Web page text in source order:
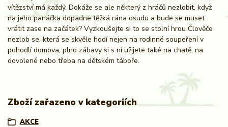
vítězství má každý. Dokáže se ale některý z hráčů nezlobit, když
na jeho panáčka dopadne těžká rána osudu a bude se muset
vrátit zase na začátek? Vyzkoušejte si to se stolní hrou Člověče
nezlob se, která se skvěle hodí nejen na rodinné soupeření v
pohodlí domova, plno zábavy si s ní užijete také na chatě, na
dovolené nebo třeba na dětském táboře.
Zboží zařazeno v kategoriích
AKCE